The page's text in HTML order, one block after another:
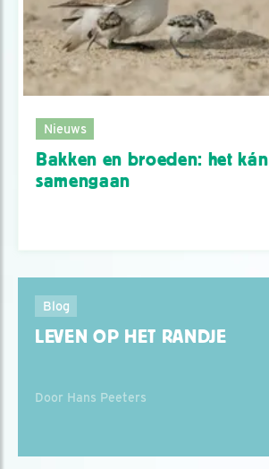
Nieuws
Bakken en broeden: het kán
samengaan
Blog
LEVEN OP HET RANDJE
Door Hans Peeters